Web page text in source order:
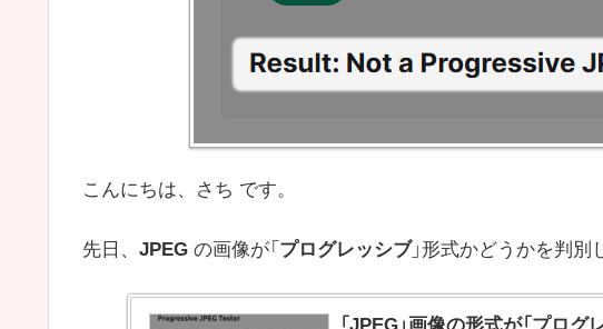
こんにちは、さち です。
先日、 JPEG の画像が「 プログレッシブ 」形式かどうかを判